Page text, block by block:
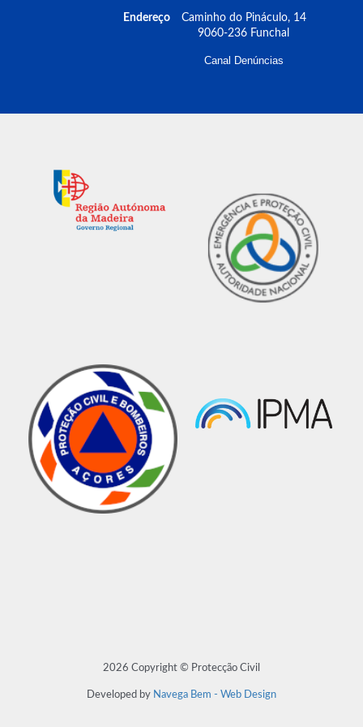
Endereço
Caminho do Pináculo, 14
9060-236 Funchal
Canal Denúncias
2026 Copyright © Protecção Civil
Developed by Navega Bem - Web Design